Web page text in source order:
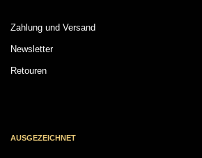
Zahlung und Versand
Newsletter
Retouren
AUSGEZEICHNET